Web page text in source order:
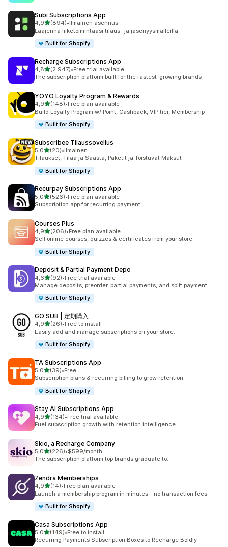
Subi Subscriptions App
4,9/ 5 tähteä
(894)
894 arvostelua yhteensä
•Ilmainen asennus
Laajenna liiketoimintaasi tilaus- ja jäsenyysmalleilla
Built for Shopify
Recharge Subscriptions App
4,8/ 5 tähteä
(2 947)
2947 arvostelua yhteensä
•Free trial available
The subscription platform built for the fastest-growing brands
YOYO Loyalty Program & Rewards
4,9/ 5 tähteä
(148)
148 arvostelua yhteensä
•Free plan available
Build Loyalty Program w/ Point, Cashback, VIP tier, Membership
Built for Shopify
Subscribee Tilaussovellus
5,0/ 5 tähteä
(20)
20 arvostelua yhteensä
•Ilmainen
Tilaukset, Tilaa ja Säästä, Paketit ja Toistuvat Maksut
Built for Shopify
Recurpay Subscriptions App
5,0/ 5 tähteä
(526)
526 arvostelua yhteensä
•Free plan available
Subscription app for recurring payment
Courses Plus
4,9/ 5 tähteä
(206)
206 arvostelua yhteensä
•Free plan available
Sell online courses, quizzes & certificates from your store
Built for Shopify
Deposit & Partial Payment Depo
4,6/ 5 tähteä
(92)
92 arvostelua yhteensä
•Free trial available
Manage deposits, preorder, partial payments, and split payment
Built for Shopify
GO SUB | 定期購入
4,9/ 5 tähteä
(26)
26 arvostelua yhteensä
•Free to install
Easily add and manage subscriptions on your store.
Built for Shopify
TA Subscriptions App
5,0/ 5 tähteä
(39)
39 arvostelua yhteensä
•Free
Subscription plans & recurring billing to grow retention
Built for Shopify
Stay AI Subscriptions App
4,9/ 5 tähteä
(134)
134 arvostelua yhteensä
•Free trial available
Fuel subscription growth with retention intelligence
Skio, a Recharge Company
5,0/ 5 tähteä
(226)
226 arvostelua yhteensä
•$599/month
The subscription platform top brands graduate to.
Zendra Memberships
4,9/ 5 tähteä
(14)
14 arvostelua yhteensä
•Free plan available
Launch a membership program in minutes - no transaction fees
Built for Shopify
Casa Subscriptions App
5,0/ 5 tähteä
(149)
149 arvostelua yhteensä
•Free to install
Recurring Payments Subscription Boxes to Recharge Boldly